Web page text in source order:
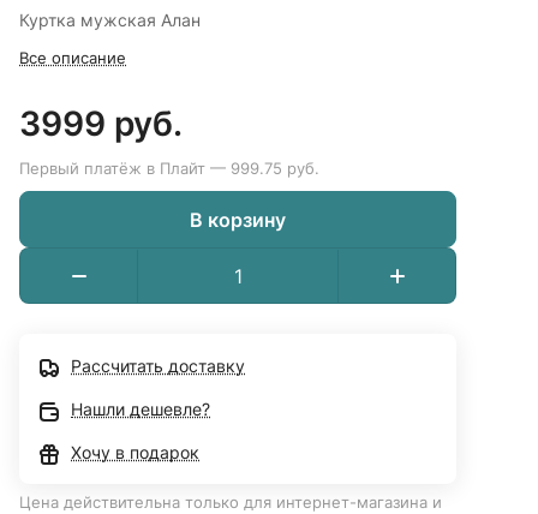
Куртка мужская Алан
Все описание
3999 руб.
Первый платёж в Плайт — 999.75 руб.
В корзину
Рассчитать доставку
Нашли дешевле?
Хочу в подарок
Цена действительна только для интернет-магазина и